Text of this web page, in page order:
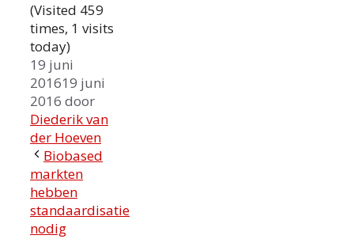
(Visited 459
times, 1 visits
today)
19 juni
201619 juni
2016 door
Diederik van
der Hoeven
Biobased
markten
hebben
standaardisatie
nodig